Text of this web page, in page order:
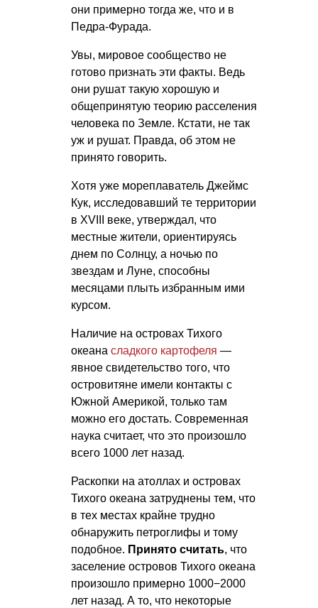
они примерно тогда же, что и в
Педра-Фурада.
Увы, мировое сообщество не
готово признать эти факты. Ведь
они рушат такую хорошую и
общепринятую теорию расселения
человека по Земле. Кстати, не так
уж и рушат. Правда, об этом не
принято говорить.
Хотя уже мореплаватель Джеймс
Кук, исследовавший те территории
в XVIII веке, утверждал, что
местные жители, ориентируясь
днем по Солнцу, а ночью по
звездам и Луне, способны
месяцами плыть избранным ими
курсом.
Наличие на островах Тихого
океана сладкого картофеля —
явное свидетельство того, что
островитяне имели контакты с
Южной Америкой, только там
можно его достать. Современная
наука считает, что это произошло
всего 1000 лет назад.
Раскопки на атоллах и островах
Тихого океана затруднены тем, что
в тех местах крайне трудно
обнаружить петроглифы и тому
подобное. Принято считать, что
заселение островов Тихого океана
произошло примерно 1000−2000
лет назад. А то, что некоторые